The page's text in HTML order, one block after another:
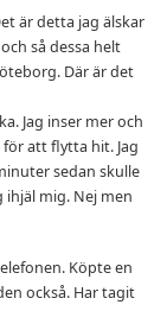
är detta jag älskar
så dessa helt
Där är det
Jag inser mer och
att flytta hit. Jag
sedan skulle
ihjäl mig. Nej men
Köpte en
också. Har tagit